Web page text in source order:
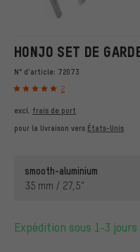
HONJO SET DE
N° d'article: 72073
2
excl. frais de port
pour la livraison vers États-Unis
smooth-aluminium
35 mm / 27,5"
Expédition sous 1-3